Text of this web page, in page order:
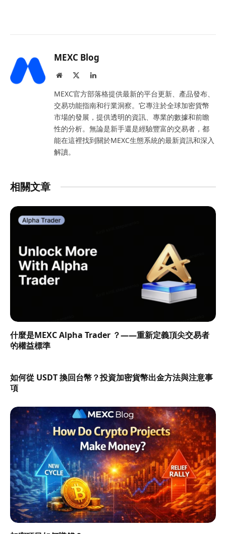
MEXC Blog
Website LinkedIn
MEXC官方部落格提供最新的平台更新、產品發布、
交易功能指南和行業洞察。它專注於全球加密貨幣
市場的發展，提供透明的資訊、專業的數據和前瞻
性的分析。無論是新手還是經驗豐富的交易者，都
能在這裡找到關於MEXC生態系統的最新資訊和深入
解讀。
相關文章
什麼是MEXC Alpha Trader ？——重新定義頂尖交易者
的權益標準
如何從 USDT 換回台幣？投資加密貨幣出金方法與注意事
項